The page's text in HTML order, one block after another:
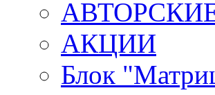
АКЦИИ
Блок